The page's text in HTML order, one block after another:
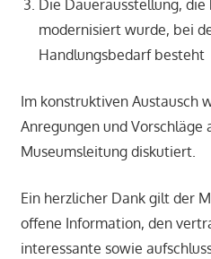
Die Dauerausstellung,
modernisiert wurde, bei
Handlungsbedarf besteht
Im konstruktiven Austausch
Anregungen und Vorschläge
Museumsleitung diskutiert.
Ein herzlicher Dank gilt der
offene Information, den
interessante sowie